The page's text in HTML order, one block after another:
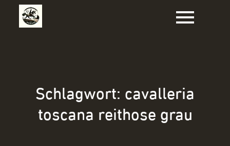
Schlagwort: cavalleria
toscana reithose grau